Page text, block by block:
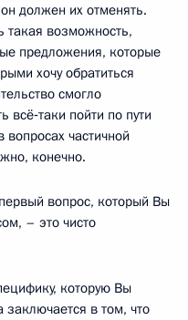
должен их отменять.
такая возможность,
предложения, которые
хочу обратиться
смогло
всё‑таки пойти по пути
вопросах частичной
конечно.
вопрос, который Вы
– это чисто
которую Вы
заключается в том, что